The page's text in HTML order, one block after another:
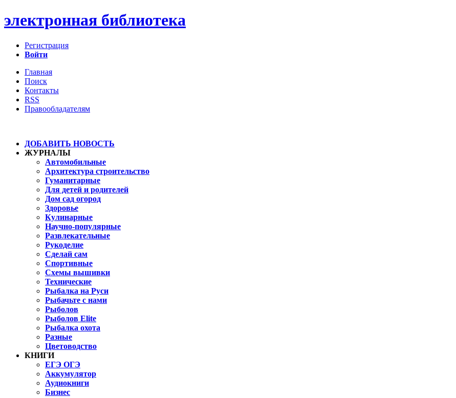
электронная библиотека
Регистрация
Войти
Главная
Поиск
Контакты
RSS
Правообладателям
ДОБАВИТЬ НОВОСТЬ
ЖУРНАЛЫ
Автомобильные
Архитектура строительство
Гуманитарные
Для детей и родителей
Дом сад огород
Здоровье
Кулинарные
Научно-популярные
Развлекательные
Рукоделие
Сделай сам
Спортивные
Схемы вышивки
Технические
Рыбалка на Руси
Рыбачьте с нами
Рыболов
Рыболов Elite
Рыбалка охота
Разные
Цветоводство
КНИГИ
ЕГЭ ОГЭ
Аккумулятор
Аудиокниги
Бизнес